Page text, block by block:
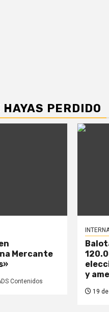
PERDIDO
Mercante
Contenidos
y
19